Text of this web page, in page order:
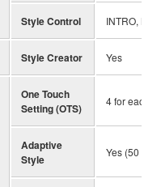
Style Control INTRO,
Style Creator Yes
One Touch
Setting (OTS)
4 for each
Adaptive
Style
Yes (50